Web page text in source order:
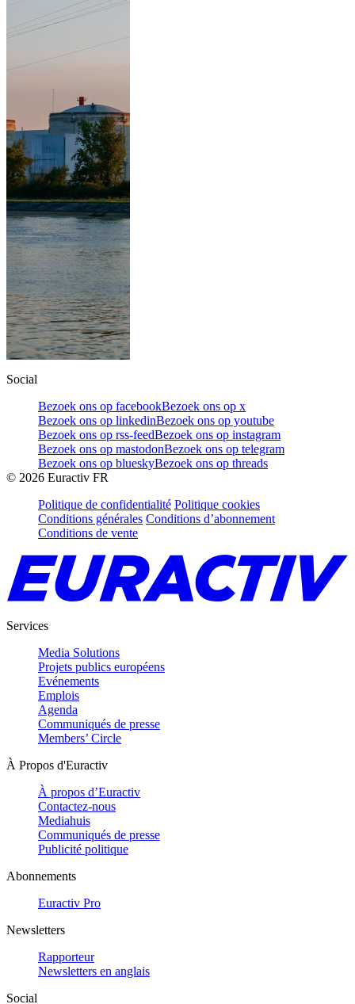
Social
Bezoek ons op facebookBezoek ons op x
Bezoek ons op linkedinBezoek ons op youtube
Bezoek ons op rss-feedBezoek ons op instagram
Bezoek ons op mastodonBezoek ons op telegram
Bezoek ons op blueskyBezoek ons op threads
© 2026 Euractiv FR
Politique de confidentialité Politique cookies
Conditions générales Conditions d’abonnement
Conditions de vente
Services
Media Solutions
Projets publics européens
Evénements
Emplois
Agenda
Communiqués de presse
Members’ Circle
À Propos d'Euractiv
À propos d’Euractiv
Contactez-nous
Mediahuis
Communiqués de presse
Publicité politique
Abonnements
Euractiv Pro
Newsletters
Rapporteur
Newsletters en anglais
Social